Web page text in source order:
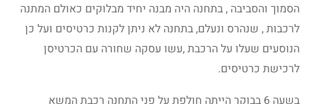
הסמוך והסביבה , בתחנה היה מבנה יחיד מבלוקים כאולם המתנה
לרכבות , שנהרס ונעלם, בתחנה לא ניתן לקנות כרטיסים ועל כן
הנוסעים שעלו על הרכבת ,עשו עסקה שחורה עם הכרטיסן
לרכישת כרטיסים.
בשעה 6 בבוקר הייתה חולפת על פני התחנה רכבת המשא